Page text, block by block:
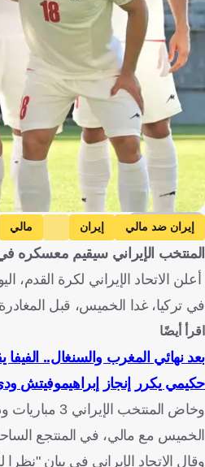
Getty Images
إيران ضد مالي إيران مالي
مصر ضد إيران
مصر
تركيا ضد الولايات المتحدة الأمريكية
جنوب أفريقيا
تركيا باراغواي
المنتخب الإيراني سيقيم معسكره
في تركيا، غدا الخميس، قبل
اقرأ أيضًا
بعد نهائي المغرب والسنغال.. الفيفا
حكيمي يكرر إنجاز إبراهيموفيتش
وخاض
الخميس مع مالي، في المنتجع
وقال الاتحاد الإيراني ​في بيان